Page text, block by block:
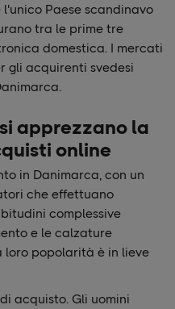
Paese scandinavo
tra le prime tre
domestica. I mercati
gli acquirenti svedesi
apprezzano la
online
in Danimarca, con un
che effettuano
complessive
e le calzature
loro popolarità è in lieve
acquisto. Gli uomini